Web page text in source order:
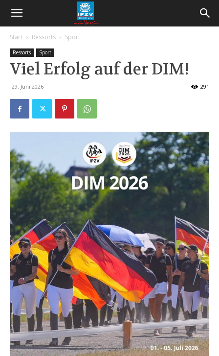
Start Ressorts Sport
Ressorts Sport
Viel Erfolg auf der DIM!
29. Juni 2026 291